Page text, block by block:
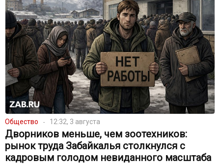
Общество 12:32, 3 августа
Дворников меньше, чем зоотехников:
рынок труда Забайкалья столкнулся с
кадровым голодом невиданного масштаба